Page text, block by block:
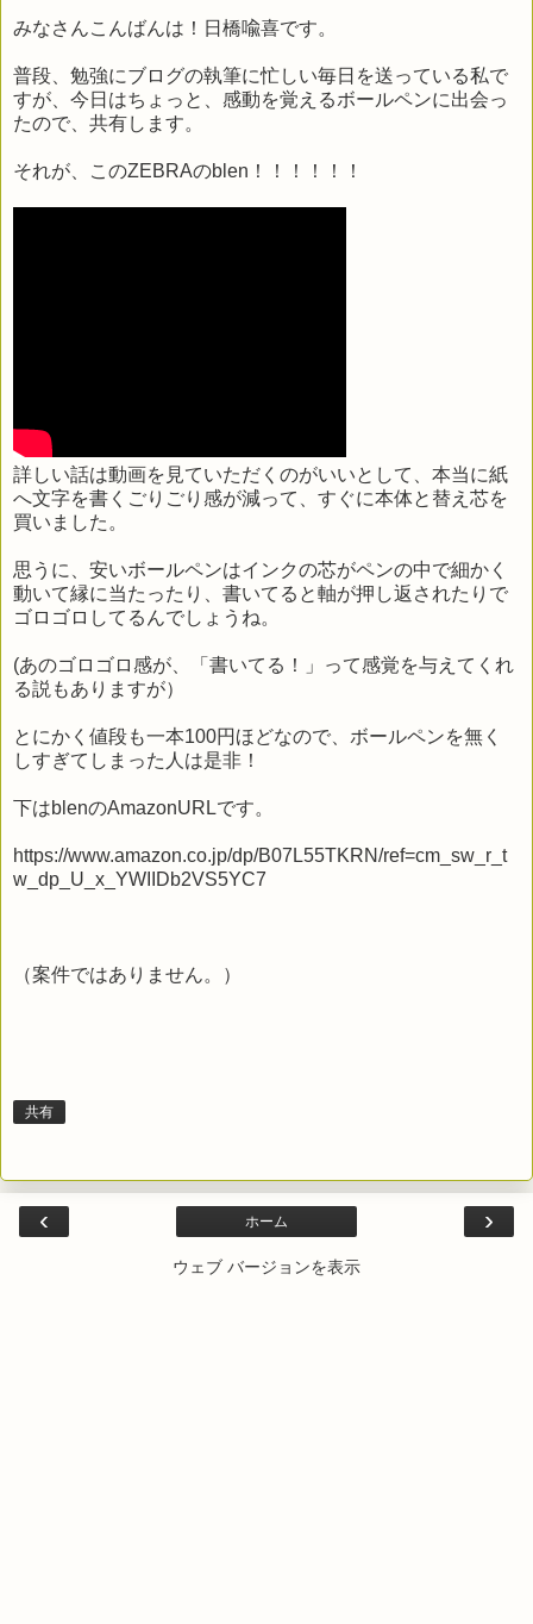
みなさんこんばんは！日橋喩喜です。
普段、勉強にブログの執筆に忙しい毎日を送っている私で
すが、今日はちょっと、感動を覚えるボールペンに出会っ
たので、共有します。
それが、このZEBRAのblen！！！！！！
詳しい話は動画を見ていただくのがいいとして、本当に紙
へ文字を書くごりごり感が減って、すぐに本体と替え芯を
買いました。
思うに、安いボールペンはインクの芯がペンの中で細かく
動いて縁に当たったり、書いてると軸が押し返されたりで
ゴロゴロしてるんでしょうね。
(あのゴロゴロ感が、「書いてる！」って感覚を与えてくれ
る説もありますが）
とにかく値段も一本100円ほどなので、ボールペンを無く
しすぎてしまった人は是非！
下はblenのAmazonURLです。
https://www.amazon.co.jp/dp/B07L55TKRN/ref=cm_sw_r_t
w_dp_U_x_YWIIDb2VS5YC7
（案件ではありません。）
共有
‹ ›
ホーム
ウェブ バージョンを表示